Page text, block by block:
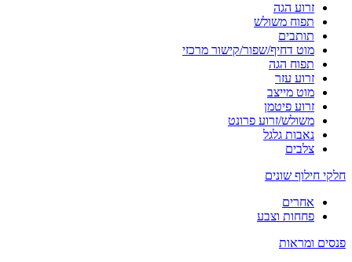
זרוע הגה
תפוח משולש
תותבים
מוט דחיף/שפור/קישור מרכזי
תפוח הגה
זרוע עזר
מוט מייצב
זרוע פיטמן
משולש/זרוע פרונט
נאבות גלגל
צלבים
חלקי חילוף שונים
אחרים
פחחות וצבע
פנסים ומראות